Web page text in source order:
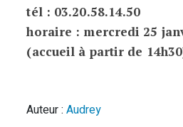
tél : 03.20.58.14.50
horaire : mercredi 25
(accueil à partir de
Auteur :Audrey